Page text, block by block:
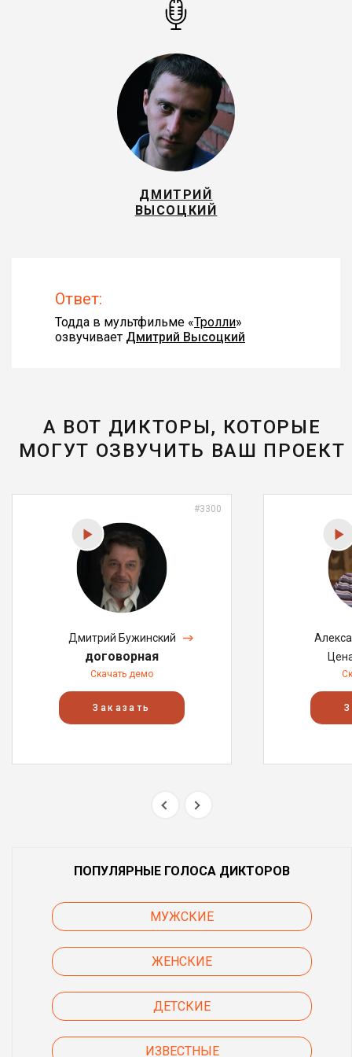
ДМИТРИЙ
ВЫСОЦКИЙ
Ответ:
Тодда в мультфильме «Тролли»
озвучивает Дмитрий Высоцкий
А ВОТ ДИКТОРЫ, КОТОРЫЕ
МОГУТ ОЗВУЧИТЬ ВАШ ПРОЕКТ
#3300
Дмитрий Бужинский
договорная
Скачать демо
Заказать
ПОПУЛЯРНЫЕ ГОЛОСА ДИКТОРОВ
МУЖСКИЕ
ЖЕНСКИЕ
ДЕТСКИЕ
ИЗВЕСТНЫЕ